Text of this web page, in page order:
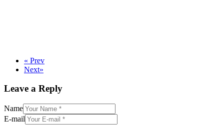
« Prev
Next»
Leave a Reply
Name
E-mail